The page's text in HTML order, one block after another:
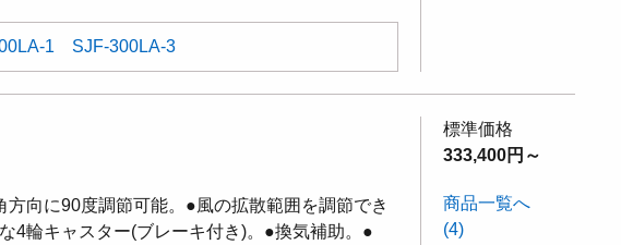
1 SJF-300LA-3
向に90度調節可能。●風の拡散範囲を調節でき
4輪キャスター(ブレーキ付き)。●換気補助。●
標準価格
333,400円～
商品一覧へ
(4)